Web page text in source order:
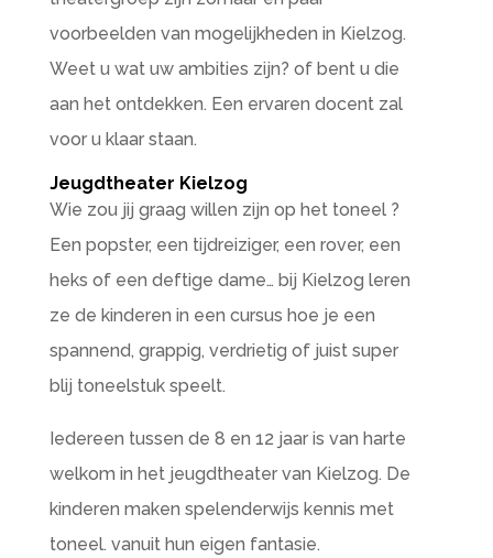
voorbeelden van mogelijkheden in Kielzog.
Weet u wat uw ambities zijn? of bent u die
aan het ontdekken. Een ervaren docent zal
voor u klaar staan.
Jeugdtheater Kielzog
Wie zou jij graag willen zijn op het toneel ?
Een popster, een tijdreiziger, een rover, een
heks of een deftige dame… bij Kielzog leren
ze de kinderen in een cursus hoe je een
spannend, grappig, verdrietig of juist super
blij toneelstuk speelt.
Iedereen tussen de 8 en 12 jaar is van harte
welkom in het jeugdtheater van Kielzog. De
kinderen maken spelenderwijs kennis met
toneel. vanuit hun eigen fantasie.